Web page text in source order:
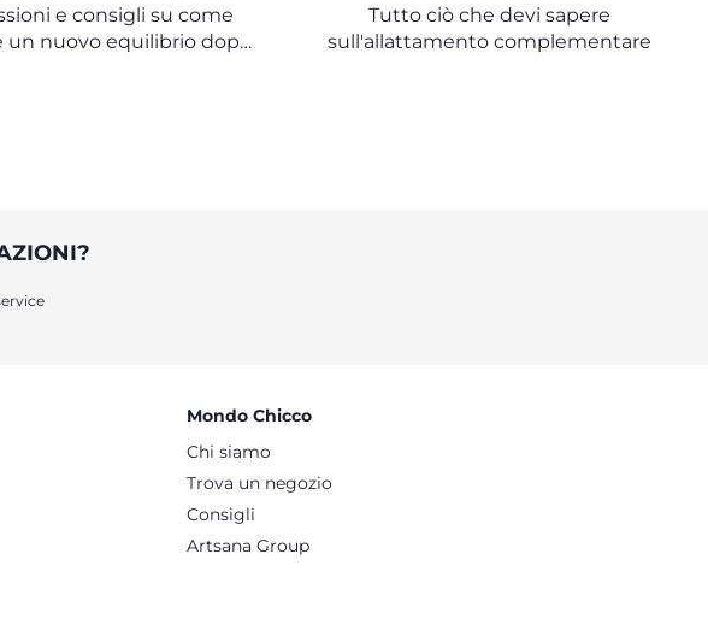
e consigli su come
un nuovo equilibrio dopo
Tutto ciò che devi sapere
sull'allattamento complementare
Mondo Chicco
Chi siamo
Trova un negozio
Consigli
Artsana Group